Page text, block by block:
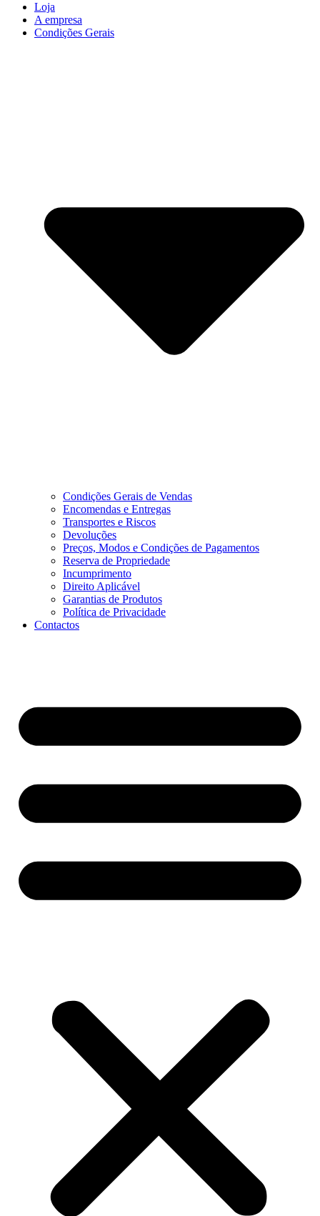
Loja
A empresa
Condições Gerais
Condições Gerais de Vendas
Encomendas e Entregas
Transportes e Riscos
Devoluções
Preços, Modos e Condições de Pagamentos
Reserva de Propriedade
Incumprimento
Direito Aplicável
Garantias de Produtos
Política de Privacidade
Contactos